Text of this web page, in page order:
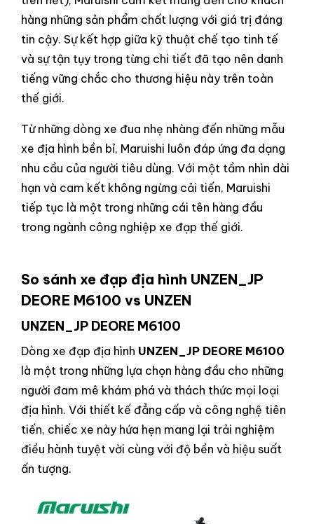
hàng những sản phẩm chất lượng với giá trị đáng
tin cậy. Sự kết hợp giữa kỹ thuật chế tạo tinh tế
và sự tận tụy trong từng chi tiết đã tạo nên danh
tiếng vững chắc cho thương hiệu này trên toàn
thế giới.
Từ những dòng xe đua nhẹ nhàng đến những mẫu
xe địa hình bền bỉ, Maruishi luôn đáp ứng đa dạng
nhu cầu của người tiêu dùng. Với một tầm nhìn dài
hạn và cam kết không ngừng cải tiến, Maruishi
tiếp tục là một trong những cái tên hàng đầu
trong ngành công nghiệp xe đạp thế giới.
So sánh xe đạp địa hình UNZEN_JP
DEORE M6100 vs UNZEN
UNZEN_JP DEORE M6100
Dòng xe đạp địa hình UNZEN_JP DEORE M6100
là một trong những lựa chọn hàng đầu cho những
người đam mê khám phá và thách thức mọi loại
địa hình. Với thiết kế đẳng cấp và công nghệ tiên
tiến, chiếc xe này hứa hẹn mang lại trải nghiệm
điều hành tuyệt vời cùng với độ bền và hiệu suất
ấn tượng.